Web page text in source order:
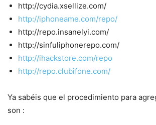
http://cydia.xsellize.com/
http://iphoneame.com/repo/
http://repo.insanelyi.com/
http://sinfuliphonerepo.com/
http://ihackstore.com/repo
http://repo.clubifone.com/
Ya sabéis que el procedimiento para
son :